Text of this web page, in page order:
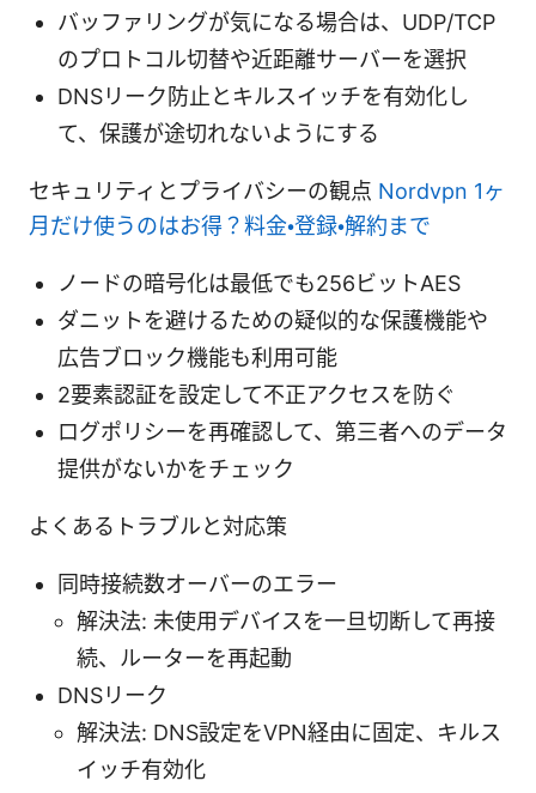
バッファリングが気になる場合は、UDP/TCP
のプロトコル切替や近距離サーバーを選択
DNSリーク防止とキルスイッチを有効化し
て、保護が途切れないようにする
セキュリティとプライバシーの観点 Nordvpn 1ヶ
月だけ使うのはお得？料金・登録・解約まで
ノードの暗号化は最低でも256ビットAES
ダニットを避けるための疑似的な保護機能や
広告ブロック機能も利用可能
2要素認証を設定して不正アクセスを防ぐ
ログポリシーを再確認して、第三者へのデータ
提供がないかをチェック
よくあるトラブルと対応策
同時接続数オーバーのエラー
解決法: 未使用デバイスを一旦切断して再接
続、ルーターを再起動
DNSリーク
解決法: DNS設定をVPN経由に固定、キルス
イッチ有効化